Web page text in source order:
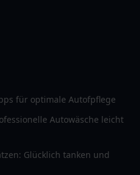
für optimale Autofpflege
Autowäsche leicht
Glücklich tanken und